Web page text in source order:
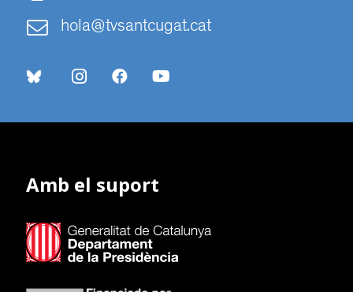
hola@tvsantcugat.cat
Amb el suport